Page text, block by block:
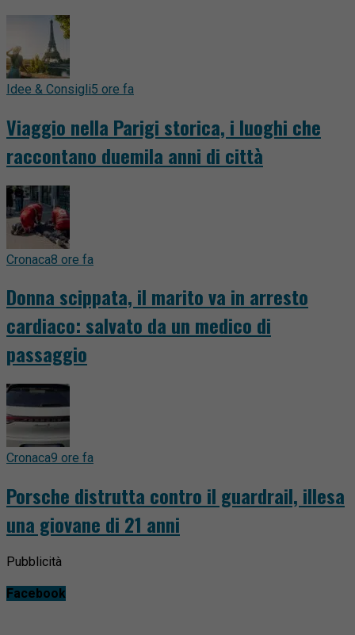
Idee & Consigli5 ore fa
Viaggio nella Parigi storica, i luoghi che
raccontano duemila anni di città
Cronaca8 ore fa
Donna scippata, il marito va in arresto
cardiaco: salvato da un medico di
passaggio
Cronaca9 ore fa
Porsche distrutta contro il guardrail, illesa
una giovane di 21 anni
Pubblicità
Facebook